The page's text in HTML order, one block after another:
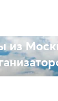
из